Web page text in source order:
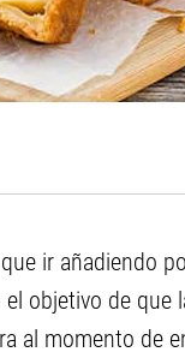
ir añadiendo
el objetivo de que
al momento de